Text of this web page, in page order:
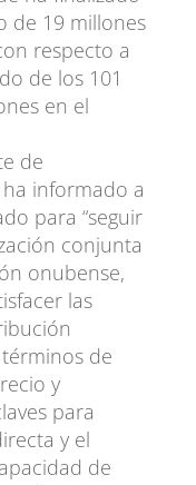
de 19 millones
respecto a
de los 101
en el
de
informado a
para “seguir
conjunta
onubense,
las
de
y
para
y el
de